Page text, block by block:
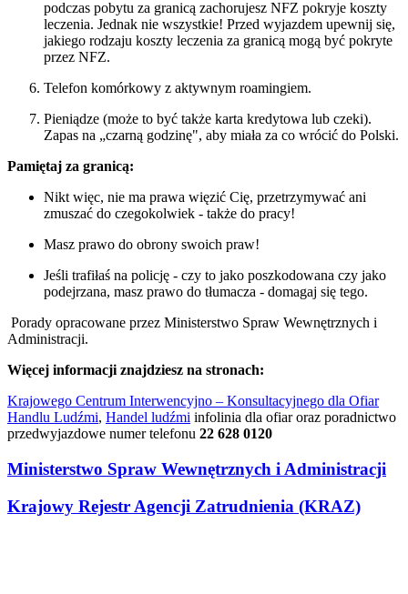
podczas pobytu za granicą zachorujesz NFZ pokryje koszty
leczenia. Jednak nie wszystkie! Przed wyjazdem upewnij się,
jakiego rodzaju koszty leczenia za granicą mogą być pokryte
przez NFZ.
Telefon komórkowy z aktywnym roamingiem.
Pieniądze (może to być także karta kredytowa lub czeki).
Zapas na „czarną godzinę", aby miała za co wrócić do Polski.
Pamiętaj za granicą:
Nikt więc, nie ma prawa więzić Cię, przetrzymywać ani
zmuszać do czegokolwiek - także do pracy!
Masz prawo do obrony swoich praw!
Jeśli trafiłaś na policję - czy to jako poszkodowana czy jako
podejrzana, masz prawo do tłumacza - domagaj się tego.
Porady opracowane przez Ministerstwo Spraw Wewnętrznych i
Administracji.
Więcej informacji znajdziesz na stronach:
Krajowego Centrum Interwencyjno – Konsultacyjnego dla Ofiar
Handlu Ludźmi, Handel ludźmi infolinia dla ofiar oraz poradnictwo
przedwyjazdowe numer telefonu 22 628 0120
Ministerstwo Spraw Wewnętrznych i Administracji
Krajowy Rejestr Agencji Zatrudnienia (KRAZ)